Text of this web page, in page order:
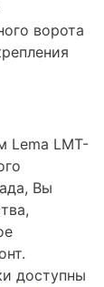
ворота
Lema LMT-
Вы
доступны